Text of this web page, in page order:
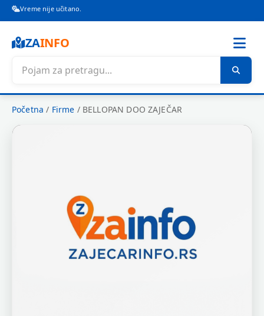
Vreme nije učitano.
ZAINFO
Početna / Firme / BELLOPAN DOO ZAJEČAR